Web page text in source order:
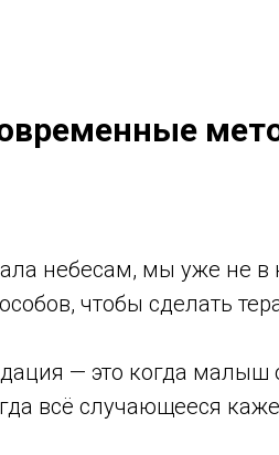
небесам, мы уже не в
чтобы сделать
— это когда малыш
всё случающееся